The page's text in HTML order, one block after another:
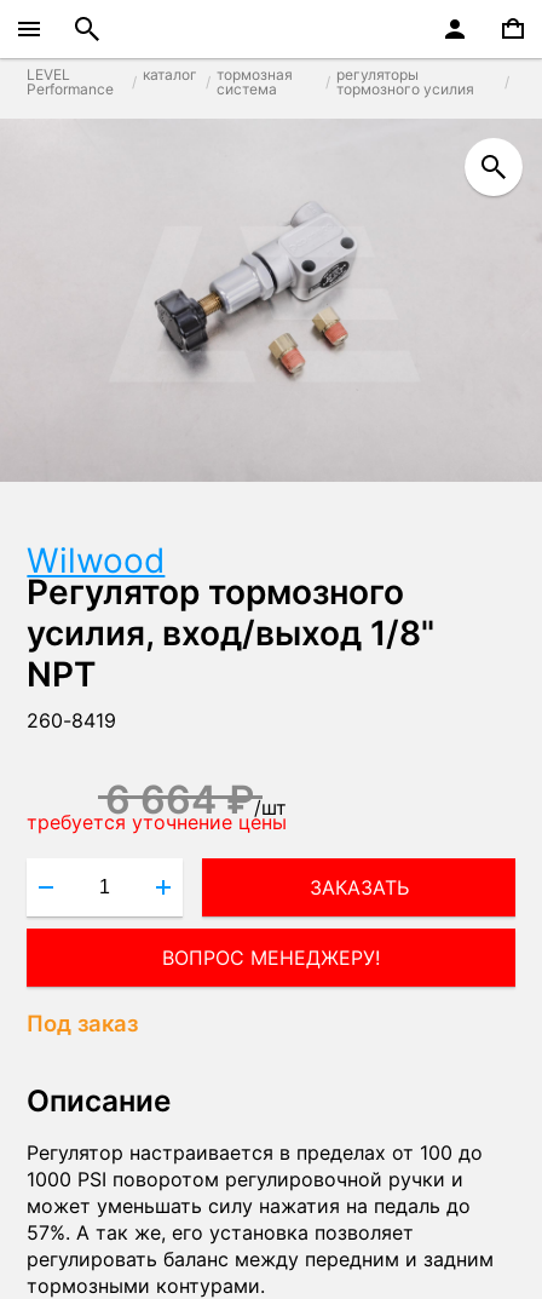
LEVEL
Performance
каталог
тормозная
система
регуляторы
тормозного усилия
Wilwood
Регулятор тормозного
усилия, вход/выход 1/8"
NPT
260-8419
6 664 ₽/шт
требуется уточнение цены
ЗАКАЗАТЬ
ПОЛУЧИТЬ КОНСУЛЬТАЦИЮ ЭКСПЕРТА!
Под заказ
Описание
Регулятор настраивается в пределах от 100 до
1000 PSI поворотом регулировочной ручки и
может уменьшать силу нажатия на педаль до
57%. А так же, его установка позволяет
регулировать баланс между передним и задним
тормозными контурами.